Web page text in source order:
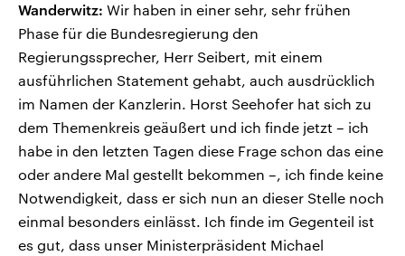
Wanderwitz: Wir haben in einer sehr, sehr frühen
Phase für die Bundesregierung den
Regierungssprecher, Herr Seibert, mit einem
ausführlichen Statement gehabt, auch ausdrücklich
im Namen der Kanzlerin. Horst Seehofer hat sich zu
dem Themenkreis geäußert und ich finde jetzt – ich
habe in den letzten Tagen diese Frage schon das eine
oder andere Mal gestellt bekommen –, ich finde keine
Notwendigkeit, dass er sich nun an dieser Stelle noch
einmal besonders einlässt. Ich finde im Gegenteil ist
es gut, dass unser Ministerpräsident Michael